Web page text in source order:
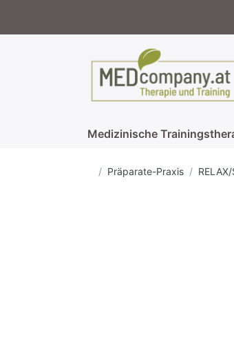
Medizinische
Startseite
Präparate-Praxis RELAX/